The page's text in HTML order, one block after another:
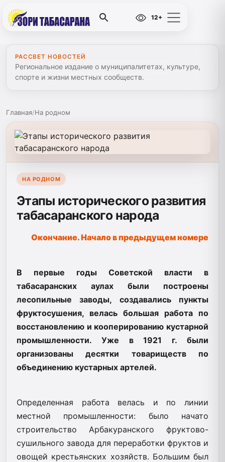
12+
РАССВЕТ НОВОСТЕЙ
Региональное издание о муниципалитетах, культуре,
спорте и жизни местных сообществ.
Главная/На родном
НА РОДНОМ
Этапы исторического развития
табасаранского народа
Окончание. Начало в предыдущем номере
В первые годы Советской власти в
табасаранских аулах были построены
лесопильные заводы, создавались пункты
фруктосушения, велась большая работа по
восстановлению и кооперированию кустарной
промышленности. Уже в 1921 г. были
организованы десятки товариществ по
объединению кустарных артелей.
Определенная работа велась и по линии
местной промышленности: было начато
строительство Арбакуранского фруктово-
сушильного завода для переработки фруктов и
овощей крестьянских хозяйств. Большим был